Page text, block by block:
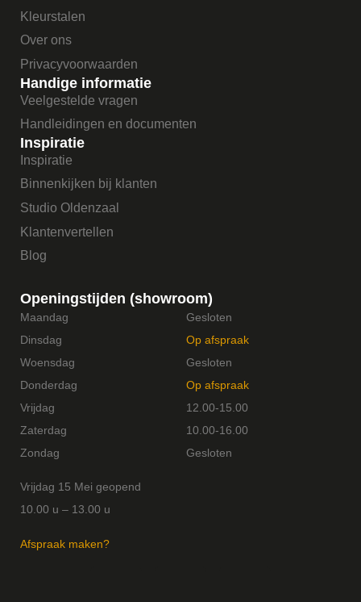
Kleurstalen
Over ons
Privacyvoorwaarden
Handige informatie
Veelgestelde vragen
Handleidingen en documenten
Inspiratie
Inspiratie
Binnenkijken bij klanten
Studio Oldenzaal
Klantenvertellen
Blog
Openingstijden (showroom)
Maandag
Dinsdag
Woensdag
Donderdag
Vrijdag
Zaterdag
Zondag
Gesloten
Op afspraak
Gesloten
Op afspraak
12.00-15.00
10.00-16.00
Gesloten
Vrijdag 15 Mei geopend
10.00 u – 13.00 u
Afspraak maken?